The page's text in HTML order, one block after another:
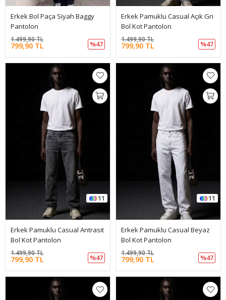
Erkek Bol Paça Siyah Baggy
Pantolon
799,90 TL
1.499,90 TL
%47
Erkek Pamuklu Casual Açık Gri
Bol Kot Pantolon
799,90 TL
1.499,90 TL
%47
11
Erkek Pamuklu Casual Antrasit
Bol Kot Pantolon
799,90 TL
1.499,90 TL
%47
11
Erkek Pamuklu Casual Beyaz
Bol Kot Pantolon
799,90 TL
1.499,90 TL
%47